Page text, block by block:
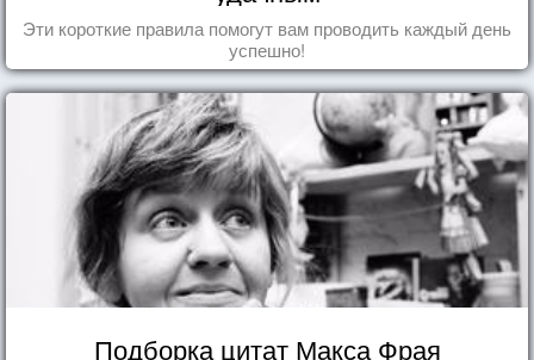
Эти короткие правила помогут вам проводить каждый день
успешно!
Подборка цитат Макса Фрая